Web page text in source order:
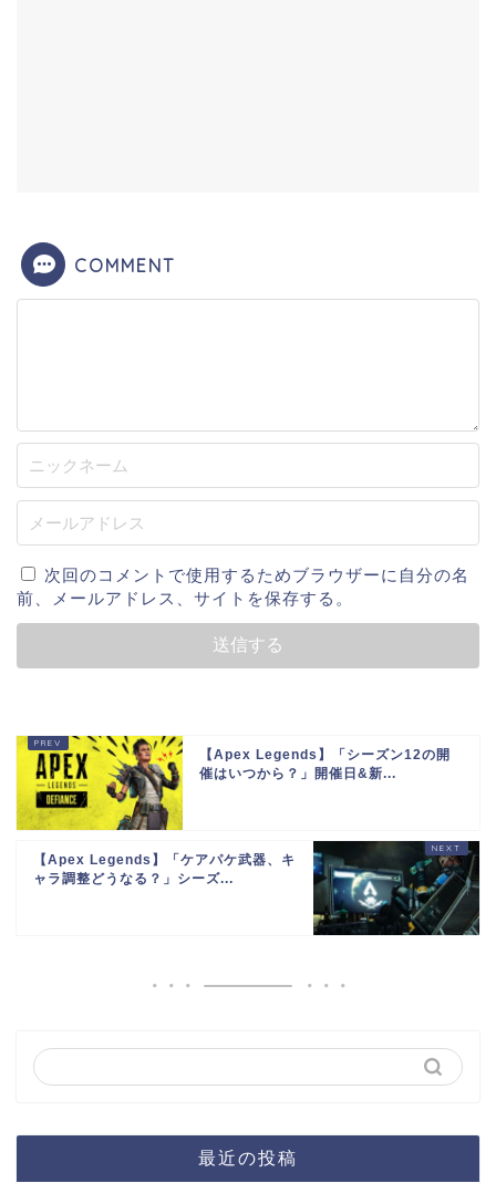
COMMENT
次回のコメントで使用するためブラウザーに自分の名
前、メールアドレス、サイトを保存する。
【Apex Legends】「シーズン12の開
催はいつから？」開催日&新...
【Apex Legends】「ケアパケ武器、キ
ャラ調整どうなる？」シーズ...
最近の投稿